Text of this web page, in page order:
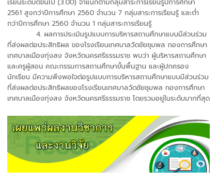
เรียนระดับดีขึ้นไป (3.00) จำแนกตามกลุ่มสาระการเรียนรู้ปีการศึกษา
2561 สูงกว่าปีการศึกษา 2560 จำนวน 7 กลุ่มสาระการเรียนรู้ และต่ำ
กว่าปีการศึกษา 2560 จำนวน 1 กลุ่มสาระการเรียนรู้
4. ผลการประเมินรูปแบบการบริหารสถานศึกษาแบบมีส่วนร่วม
ที่ส่งผลต่อประสิทธิผล ของโรงเรียนเทศบาลวัดชัยชุมพล กองการศึกษา
เทศบาลเมืองทุ่งสง จังหวัดนครศรีธรรมราช พบว่า ผู้บริหารสถานศึกษา
และครูผู้สอน คณะกรรมการสถานศึกษาขั้นพื้นฐาน และผู้ปกครอง
นักเรียน มีความพึงพอใจต่อรูปแบบการบริหารสถานศึกษาแบบมีส่วนร่วม
ที่ส่งผลต่อประสิทธิผลของโรงเรียนเทศบาลวัดชัยชุมพล กองการศึกษา
เทศบาลเมืองทุ่งสง จังหวัดนครศรีธรรมราช โดยรวมอยู่ในระดับมากที่สุด